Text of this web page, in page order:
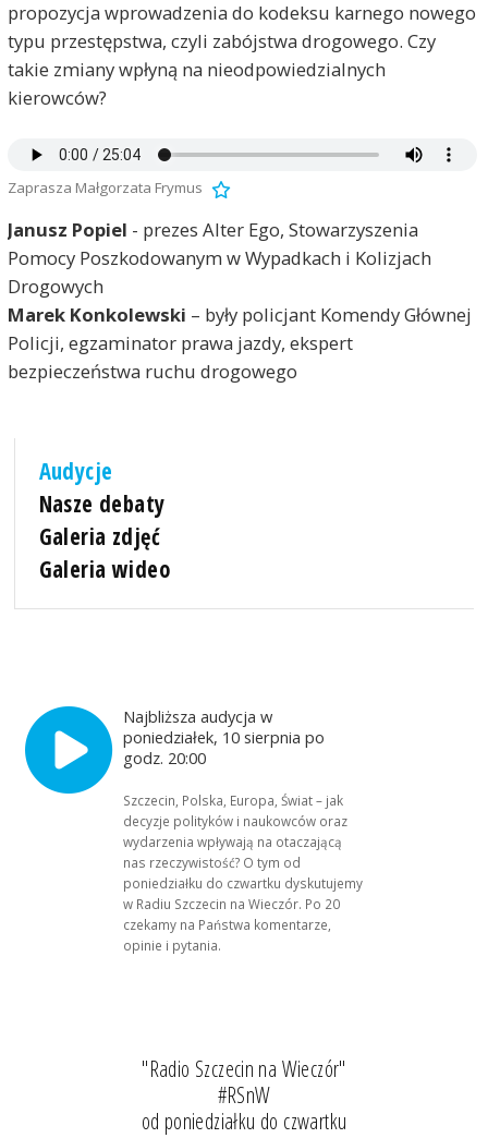
propozycja wprowadzenia do kodeksu karnego nowego
typu przestępstwa, czyli zabójstwa drogowego. Czy
takie zmiany wpłyną na nieodpowiedzialnych
kierowców?
Zaprasza Małgorzata Frymus
Janusz Popiel - prezes Alter Ego, Stowarzyszenia
Pomocy Poszkodowanym w Wypadkach i Kolizjach
Drogowych
Marek Konkolewski – były policjant Komendy Głównej
Policji, egzaminator prawa jazdy, ekspert
bezpieczeństwa ruchu drogowego
Audycje
Nasze debaty
Galeria zdjęć
Galeria wideo
Najbliższa audycja w
poniedziałek, 10 sierpnia po
godz. 20:00
Szczecin, Polska, Europa, Świat – jak
decyzje polityków i naukowców oraz
wydarzenia wpływają na otaczającą
nas rzeczywistość? O tym od
poniedziałku do czwartku dyskutujemy
w Radiu Szczecin na Wieczór. Po 20
czekamy na Państwa komentarze,
opinie i pytania.
"Radio Szczecin na Wieczór"
#RSnW
od poniedziałku do czwartku